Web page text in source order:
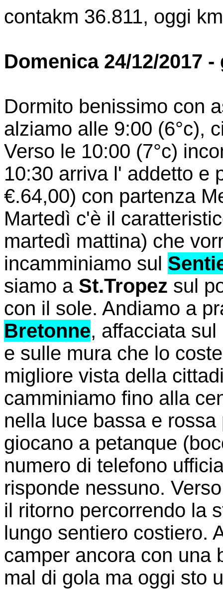
contakm 36.811, oggi
Domenica 24/12/2017
Dormito benissimo con
alziamo alle 9:00 (6°c),
Verso le 10:00 (7°c)
10:30 arriva l' addetto e
€.64,00) con partenza
Martedì c'è il
martedì mattina) che
incamminiamo sul
siamo a St.Tropez sul
con il sole. Andiamo a
Bretonne, affacciata
e sulle mura che lo
migliore vista della
camminiamo fino alla
nella luce bassa e
giocano a petanque
numero di telefono
risponde nessuno.
il ritorno percorrendo la
lungo sentiero costiero.
camper ancora con una
mal di gola ma oggi sto